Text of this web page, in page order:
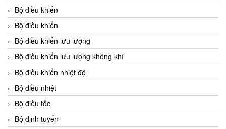
Bộ điều khiển
Bộ điều khiển
Bộ điều khiển lưu lượng
Bộ điều khiển lưu lượng không khí
Bộ điều khiển nhiệt độ
Bộ điều nhiệt
Bộ điều tốc
Bộ định tuyến